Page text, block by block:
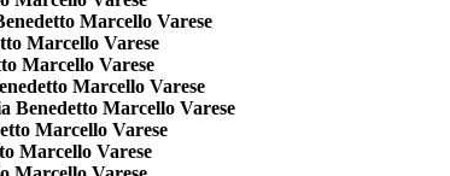
Marcello Varese
Marcello Varese
Marcello Varese
Marcello Varese
Benedetto Marcello Varese
Marcello Varese
Marcello Varese